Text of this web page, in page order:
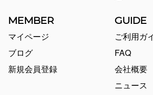
MEMBER
マイページ
ブログ
新規会員登録
GUIDE
ご利用ガ
FAQ
会社概要
ニュース